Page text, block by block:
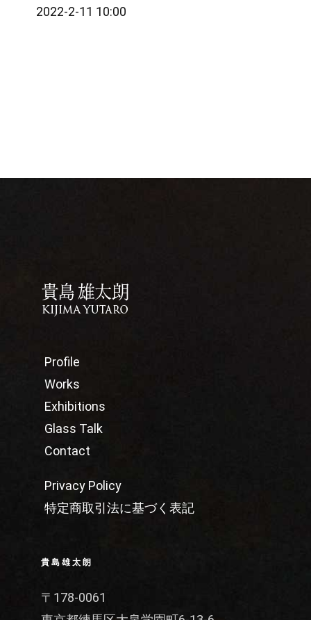
2022-2-11 10:00
Profile
Works
Exhibitions
Glass Talk
Contact
Privacy Policy
特定商取引法に基づく表記
貴島雄太朗
〒178-0061